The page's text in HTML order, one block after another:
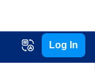
Log In